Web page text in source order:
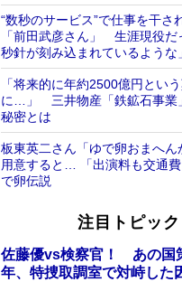
“数秒のサービス”で仕事を干さ
「前田武彦さん」 生涯現役だ
秒針が刻み込まれているような
「将来的に年約2500億円とい
に…」 三井物産「鉄鉱石事業
秘密とは
板東英二さん「ゆで卵おまへん
用意すると… 「出演料も交通
で卵伝説
注目トピック
佐藤優vs検察官！ あの国
年、特捜取調室で対峙した